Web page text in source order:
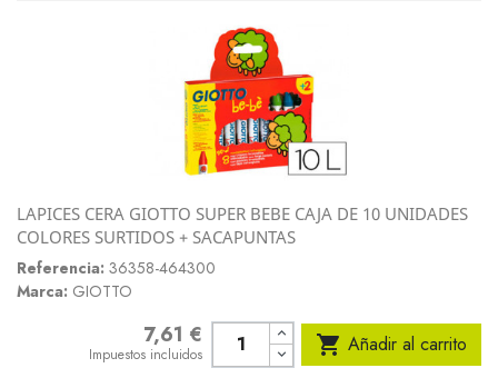
LAPICES CERA GIOTTO SUPER BEBE CAJA DE 10 UNIDADES
COLORES SURTIDOS + SACAPUNTAS
Referencia: 36358-464300
Marca: GIOTTO
7,61 €
Impuestos incluidos  Añadir al carrito